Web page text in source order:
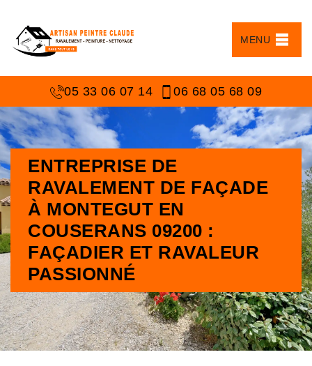
MENU
05 33 06 07 14 06 68 05 68 09
ENTREPRISE DE
RAVALEMENT DE FAÇADE
À MONTEGUT EN
COUSERANS 09200 :
FAÇADIER ET RAVALEUR
PASSIONNÉ